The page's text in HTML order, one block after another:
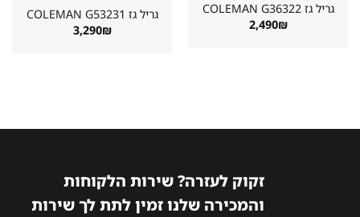
גריל גז ⁦COLEMAN G36322⁩
2,490₪
גריל גז ⁦COLEMAN G53231⁩
3,290₪
זקוק לעזרה? שירות הלקוחות
והמכירה שלנו זמין לתת לך שירות